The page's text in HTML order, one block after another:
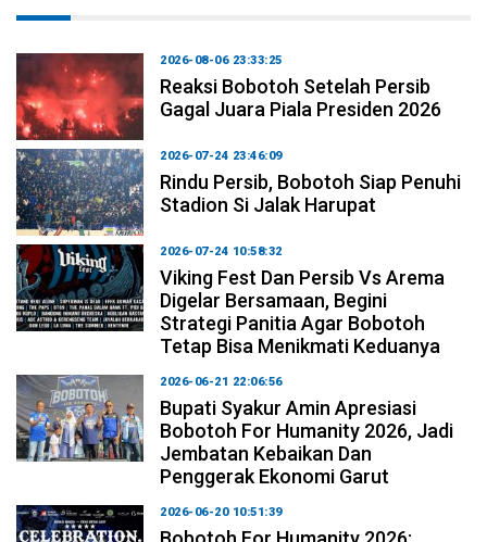
2026-08-06 23:33:25
Reaksi Bobotoh Setelah Persib
Gagal Juara Piala Presiden 2026
2026-07-24 23:46:09
Rindu Persib, Bobotoh Siap Penuhi
Stadion Si Jalak Harupat
2026-07-24 10:58:32
Viking Fest Dan Persib Vs Arema
Digelar Bersamaan, Begini
Strategi Panitia Agar Bobotoh
Tetap Bisa Menikmati Keduanya
2026-06-21 22:06:56
Bupati Syakur Amin Apresiasi
Bobotoh For Humanity 2026, Jadi
Jembatan Kebaikan Dan
Penggerak Ekonomi Garut
2026-06-20 10:51:39